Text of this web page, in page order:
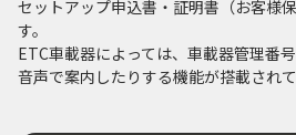
セットアップ申込書・証明書（お客様
す。
ETC車載器によっては、車載器管理番
音声で案内したりする機能が搭載され